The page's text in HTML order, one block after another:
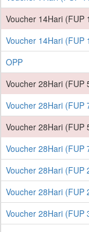
Voucher 14Hari (FUP
Voucher 14Hari (FUP
OPP
Voucher 28Hari (FUP
Voucher 28Hari (FUP
Voucher 28Hari (FUP
Voucher 28Hari (FUP
Voucher 28Hari (FUP
Voucher 28Hari (FUP
Voucher 28Hari (FUP